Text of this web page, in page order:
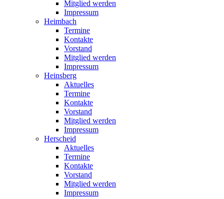
Mitglied werden
Impressum
Heimbach
Termine
Kontakte
Vorstand
Mitglied werden
Impressum
Heinsberg
Aktuelles
Termine
Kontakte
Vorstand
Mitglied werden
Impressum
Herscheid
Aktuelles
Termine
Kontakte
Vorstand
Mitglied werden
Impressum